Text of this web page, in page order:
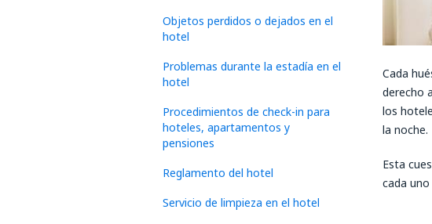
Objetos perdidos o dejados en el
hotel
Problemas durante la estadía en el
hotel
Procedimientos de check-in para
hoteles, apartamentos y
pensiones
Reglamento del hotel
Servicio de limpieza en el hotel
Cada
derecho
los
la noche.
Esta
cada